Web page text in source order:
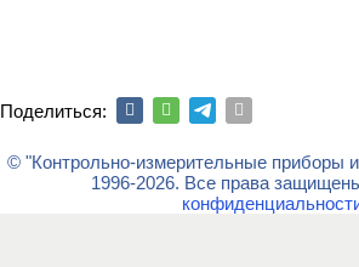
Поделиться:
© "Контрольно-измерительные приборы
1996-2026. Все права